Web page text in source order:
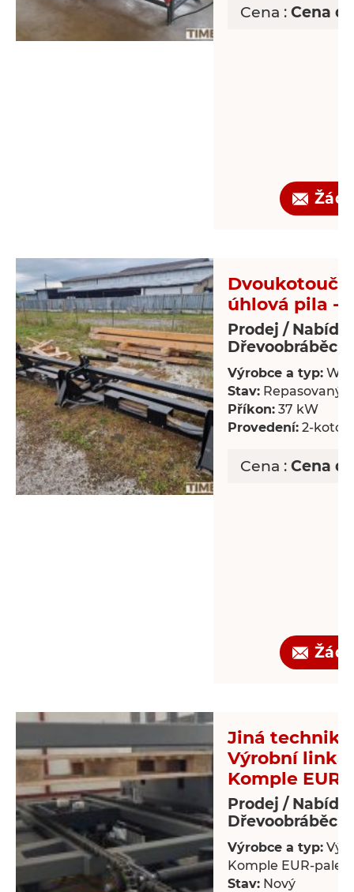
Cena : Cena
úhlová pila -
Prodej /
Dřevoobráběcí
Výrobce a typ:
Stav: Repasovaný
Příkon: 37 kW
Provedení: 2-
Cena : Cena
Jiná technika
Výrobní linka
Komple
Prodej /
Dřevoobráběcí
Výrobce a typ:
Komple EUR-palet
Stav: Nový